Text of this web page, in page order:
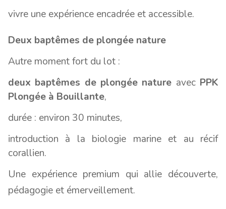
vivre une expérience encadrée et accessible.
Deux baptêmes de plongée nature
Autre moment fort du lot :
deux baptêmes de plongée nature avec PPK
Plongée à Bouillante,
durée : environ 30 minutes,
introduction à la biologie marine et au récif
corallien.
Une expérience premium qui allie découverte,
pédagogie et émerveillement.